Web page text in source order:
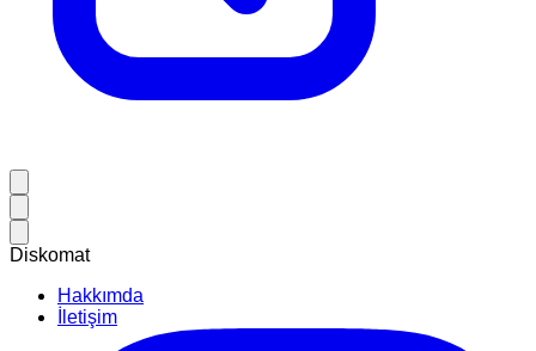
Diskomat
Hakkımda
İletişim